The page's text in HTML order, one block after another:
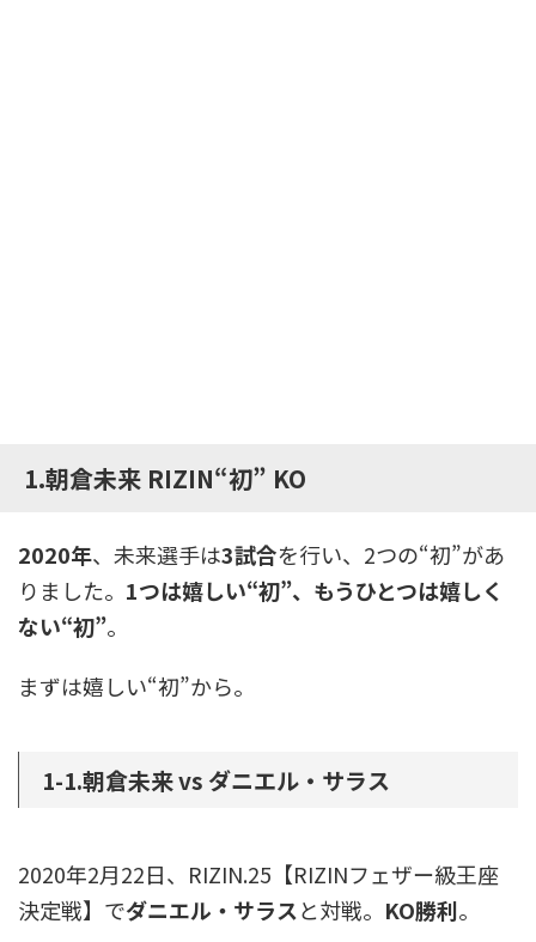
1.朝倉未来 RIZIN“初” KO
2020年、未来選手は3試合を行い、2つの“初”があ
りました。 1つは嬉しい“初”、もうひとつは嬉しく
ない“初”。
まずは嬉しい“初”から。
1-1.朝倉未来 vs ダニエル・サラス
2020年2月22日、RIZIN.25【RIZINフェザー級王座
決定戦】でダニエル・サラスと対戦。 KO勝利。